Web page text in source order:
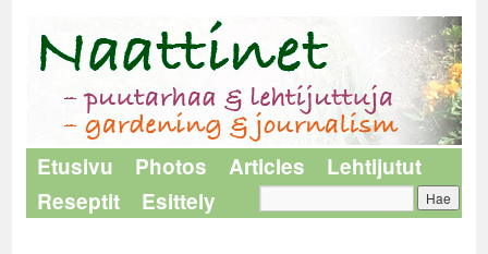
Etusivu Photos Articles
Lehtijutut
Reseptit
Esittely